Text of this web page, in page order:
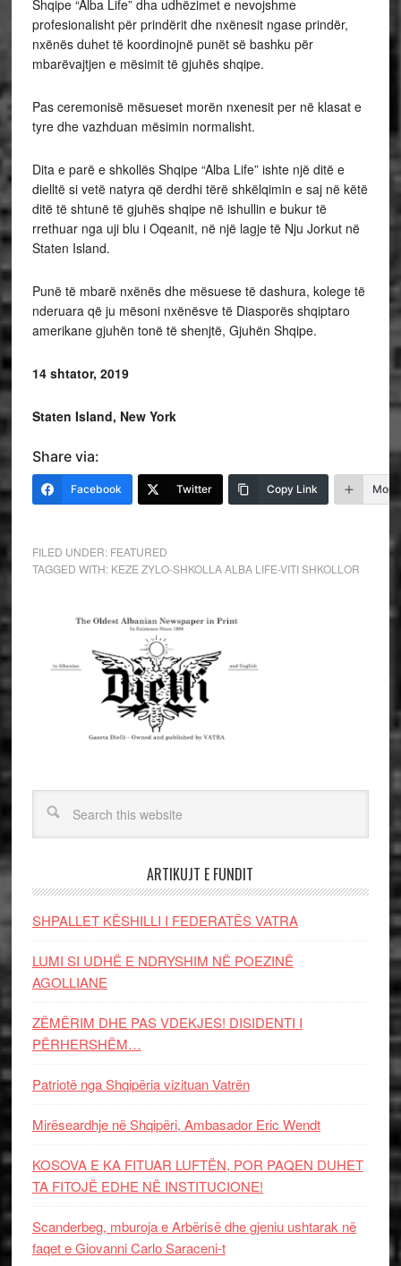
Shqipe “Alba Life” dha udhëzimet e nevojshme
profesionalisht për prindërit dhe nxënesit ngase prindër,
nxënës duhet të koordinojnë punët së bashku për
mbarëvajtjen e mësimit të gjuhës shqipe.
Pas ceremonisë mësueset morën nxenesit per në klasat e
tyre dhe vazhduan mësimin normalisht.
Dita e parë e shkollës Shqipe “Alba Life” ishte një ditë e
dielltë si vetë natyra që derdhi tërë shkëlqimin e saj në këtë
ditë të shtunë të gjuhës shqipe në ishullin e bukur të
rrethuar nga uji blu i Oqeanit, në një lagje të Nju Jorkut në
Staten Island.
Punë të mbarë nxënës dhe mësuese të dashura, kolege të
nderuara që ju mësoni nxënësve të Diasporës shqiptaro
amerikane gjuhën tonë të shenjtë, Gjuhën Shqipe.
14 shtator, 2019
Staten Island, New York
Share via:
Facebook Twitter Copy Link More
FILED UNDER: FEATURED
TAGGED WITH: KEZE ZYLO-SHKOLLA ALBA LIFE-VITI SHKOLLOR
ARTIKUJT E FUNDIT
SHPALLET KËSHILLI I FEDERATËS VATRA
LUMI SI UDHË E NDRYSHIM NË POEZINË
AGOLLIANE
ZËMËRIM DHE PAS VDEKJES! DISIDENTI I
PËRHERSHËM…
Patriotë nga Shqipëria vizituan Vatrën
Mirëseardhje në Shqipëri, Ambasador Eric Wendt
KOSOVA E KA FITUAR LUFTËN, POR PAQEN DUHET
TA FITOJË EDHE NË INSTITUCIONE!
Scanderbeg, mburoja e Arbërisë dhe gjeniu ushtarak në
faqet e Giovanni Carlo Saraceni-t